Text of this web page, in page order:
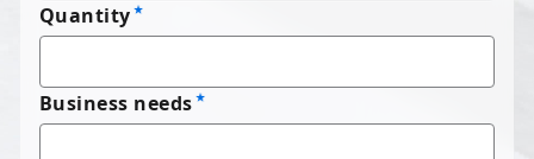
Quantity
Business needs